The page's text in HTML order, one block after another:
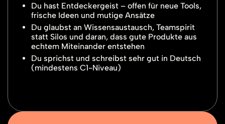
Du hast Entdeckergeist – offen für neue Tools,
frische Ideen und mutige Ansätze
Du glaubst an Wissensaustausch, Teamspirit
statt Silos und daran, dass gute Produkte aus
echtem Miteinander entstehen
Du sprichst und schreibst sehr gut in Deutsch
(mindestens C1-Niveau)